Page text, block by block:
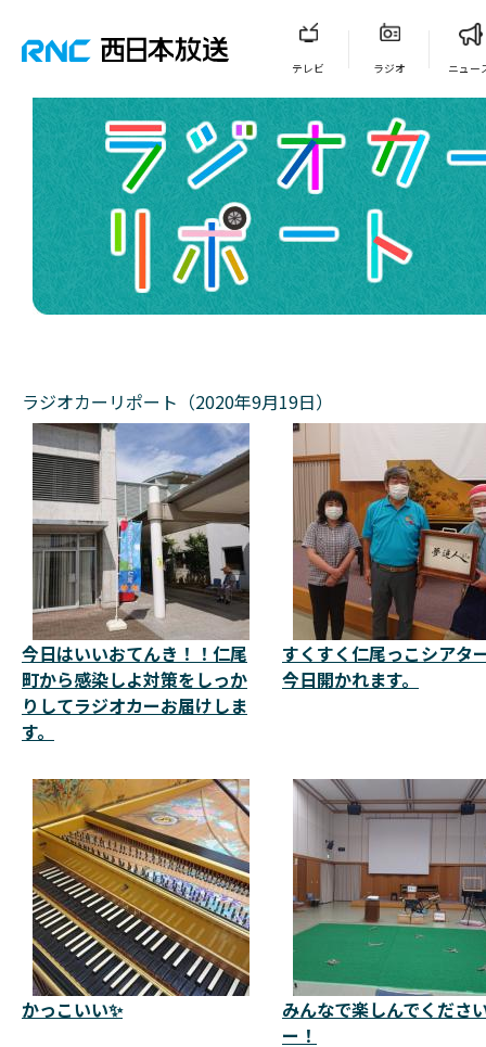
テレビ ラジオ ニュー
ラジオカーリポート（2020年9月19日）
今日はいいおてんき！！仁尾
町から感染しよ対策をしっか
りしてラジオカーお届けしま
す。
すくすく仁尾っこシアタ
今日開かれます。
かっこいい✨
みんなで楽しんでくださ
ー！